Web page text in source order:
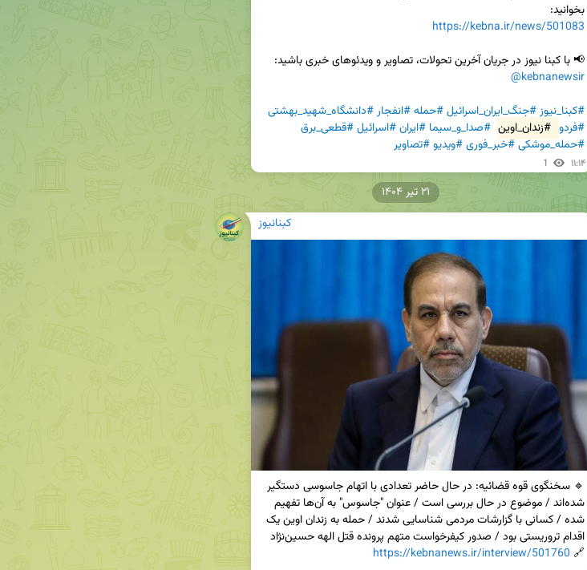
بخوانید:
https://kebna.ir/news/501083
📢 با کبنا نیوز در جریان آخرین تحولات، تصاویر و ویدئوهای خبری باشید:
@kebnanewsir
#کبنا_نیوز#جنگ_ایران_اسرائیل#حمله#انفجار#دانشگاه_شهید_بهشتی
#فردو #زندان_اوین #صدا_و_سیما #ایران#اسرائیل#قطعی_برق
#حمله_موشکی#خبر_فوری#ویدیو#تصاویر
1 ۱۱:۱۴
کبنانیوز
🔗
https://kebnanews.ir/interview/501760
۲۱ تیر ۱۴۰۴